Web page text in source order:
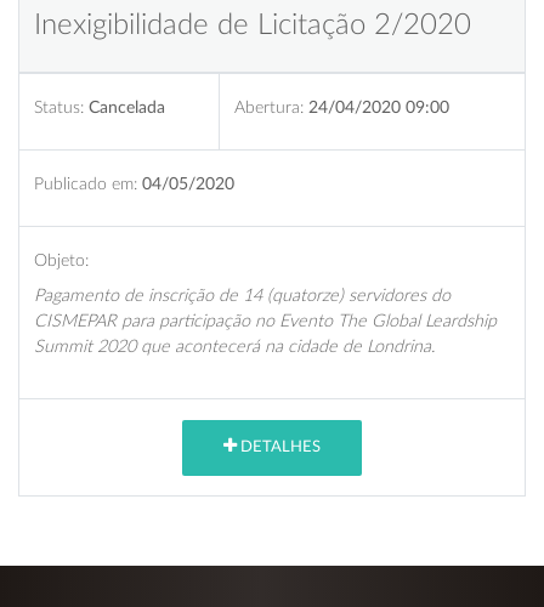
Inexigibilidade de Licitação 2/2020
Status: Cancelada Abertura: 24/04/2020 09:00
Publicado em: 04/05/2020
Objeto:
Pagamento de inscrição de 14 (quatorze) servidores do
CISMEPAR para participação no Evento The Global Leardship
Summit 2020 que acontecerá na cidade de Londrina.
DETALHES